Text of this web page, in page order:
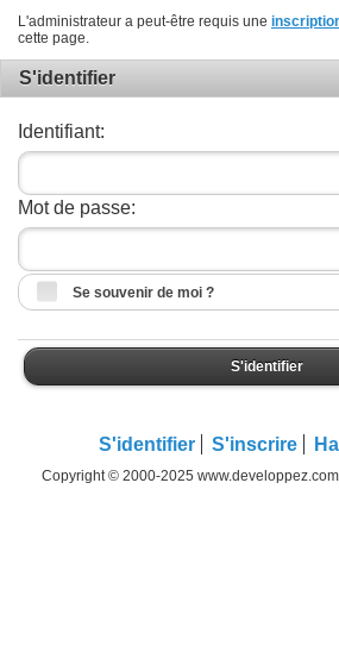
L'administrateur a peut-être requis une
cette page.
S'identifier
Identifiant:
Mot de passe:
Se souvenir de moi ?
S'identifier
S'identifier S'inscrire
Copyright © 2000-2025